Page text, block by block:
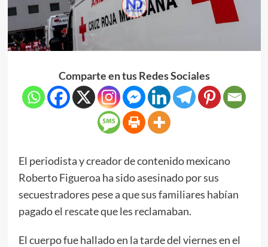
Comparte en tus Redes Sociales
El periodista y creador de contenido mexicano
Roberto Figueroa ha sido asesinado por sus
secuestradores pese a que sus familiares habían
pagado el rescate que les reclamaban.
El cuerpo fue hallado en la tarde del viernes en el